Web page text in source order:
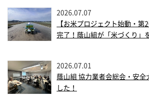
2026.07.07
【お米プロジェクト始動・第
完了！蔭山組が「米づくり」
2026.07.01
蔭山組 協力業者会総会・安全
した！